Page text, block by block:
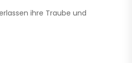
ihre Traube und